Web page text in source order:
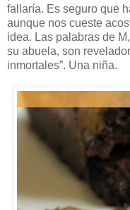
fallaría. Es seguro que
aunque nos cueste
idea. Las palabras de
su abuela, son
inmortales”. Una niña.